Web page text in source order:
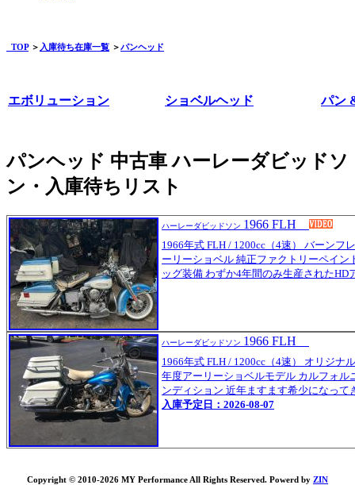
TOP＞ 入庫待ち在庫一覧 ＞パンヘッド
エボリューション ショベルヘッド パン
パンヘッド 中古車 ハーレーダビッドソ
ン・入庫待ちリスト
ハーレーダビッドソン 1966 FLH
1966年式 FLH / 1200cc（4速） バーンフ
ーリーショベル 純正ファクトリーペイン
ッグ装備 わずか4年間のみ生産されたHD
ハーレーダビッドソン 1966 FLH
1966年式 FLH / 1200cc（4速） オリジナ
年度アーリーショベルモデル カルフォル
ンディション 近年ますます希少になって
入庫予定日：2026-08-07
Copyright © 2010-2026 MY Performance All Rights Reserved. Powerd by ZIN